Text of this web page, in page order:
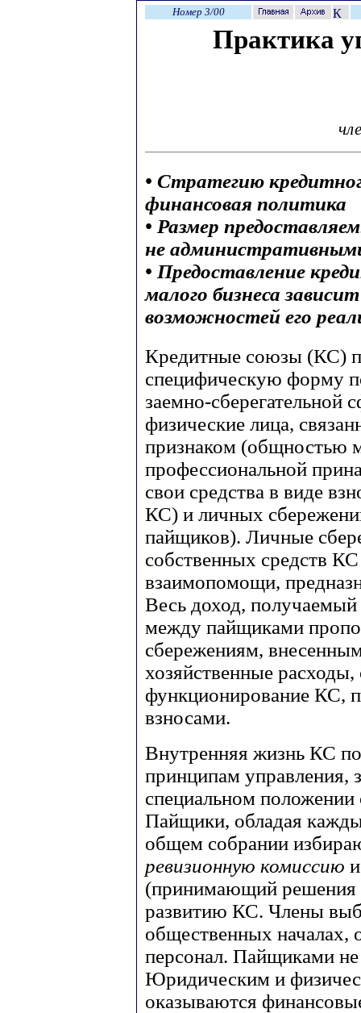
Номер 3/00
Практика
• Стратегию
финансовая политика
• Размер
не
• Предоставление
малого бизнеса
возможностей его
Кредитные союзы (КС)
специфическую форму
заемно-
физические лица,
признаком (общностью
профессиональной
свои средства в виде
КС) и личных
пайщиков). Личные
собственных средств
взаимопомощи,
Весь доход, получаемый
между пайщиками
сбережениям,
хозяйственные
функционирование КС,
взносами.
Внутренняя жизнь КС
принципам управления,
специальном положении
Пайщики, обладая
общем собрании
ревизионную комиссию
(принимающий решения
развитию КС. Члены
общественных началах,
персонал. Пайщиками
Юридическим и
оказываются